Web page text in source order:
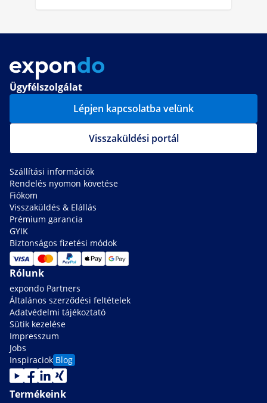
Ügyfélszolgálat
Lépjen kapcsolatba velünk
Visszaküldési portál
Szállítási információk
Rendelés nyomon követése
Fiókom
Visszaküldés & Elállás
Prémium garancia
GYIK
Biztonságos fizetési módok
Rólunk
expondo Partners
Általános szerződési feltételek
Adatvédelmi tájékoztató
Sütik kezelése
Impresszum
Jobs
Inspiraciok Blog
Termékeink